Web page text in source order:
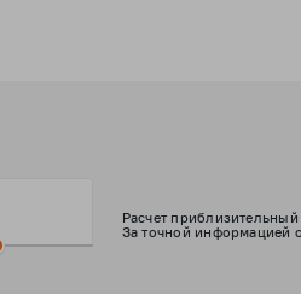
Расчет
За точной информацией